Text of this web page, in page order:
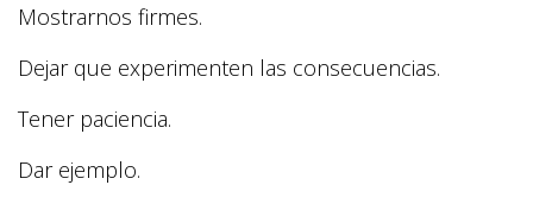
Mostrarnos firmes.
Dejar que experimenten las consecuencias.
Tener paciencia.
Dar ejemplo.